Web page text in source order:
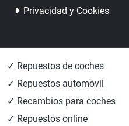
Privacidad y Cookies
✓ Repuestos de coches
✓ Repuestos automóvil
✓ Recambios para coches
✓ Repuestos online